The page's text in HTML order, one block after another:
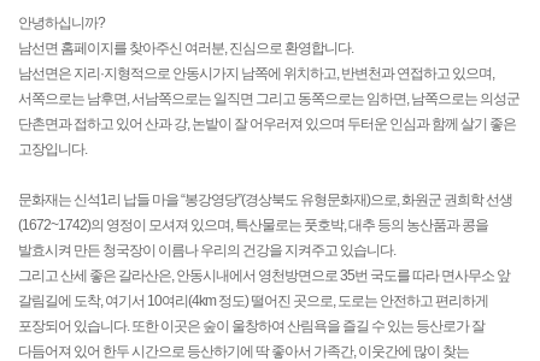
안녕하십니까?
남선면 홈페이지를 찾아주신 여러분, 진심으로 환영합니다.
남선면은 지리·지형적으로 안동시가지 남쪽에 위치하고, 반변천과 연접하고 있으며,
서쪽으로는 남후면, 서남쪽으로는 일직면 그리고 동쪽으로는 임하면, 남쪽으로는 의성군
단촌면과 접하고 있어 산과 강, 논밭이 잘 어우러져 있으며 두터운 인심과 함께 살기 좋은
고장입니다.
문화재는 신석1리 납들 마을 “봉강영당”(경상북도 유형문화재)으로, 화원군 권희학 선생
(1672~1742)의 영정이 모셔져 있으며, 특산물로는 풋호박, 대추 등의 농산품과 콩을
발효시켜 만든 청국장이 이름나 우리의 건강을 지켜주고 있습니다.
그리고 산세 좋은 갈라산은, 안동시내에서 영천방면으로 35번 국도를 따라 면사무소 앞
갈림길에 도착, 여기서 10여리(4km 정도) 떨어진 곳으로, 도로는 안전하고 편리하게
포장되어 있습니다. 또한 이곳은 숲이 울창하여 산림욕을 즐길 수 있는 등산로가 잘
다듬어져 있어 한두 시간으로 등산하기에 딱 좋아서 가족간, 이웃간에 많이 찾는